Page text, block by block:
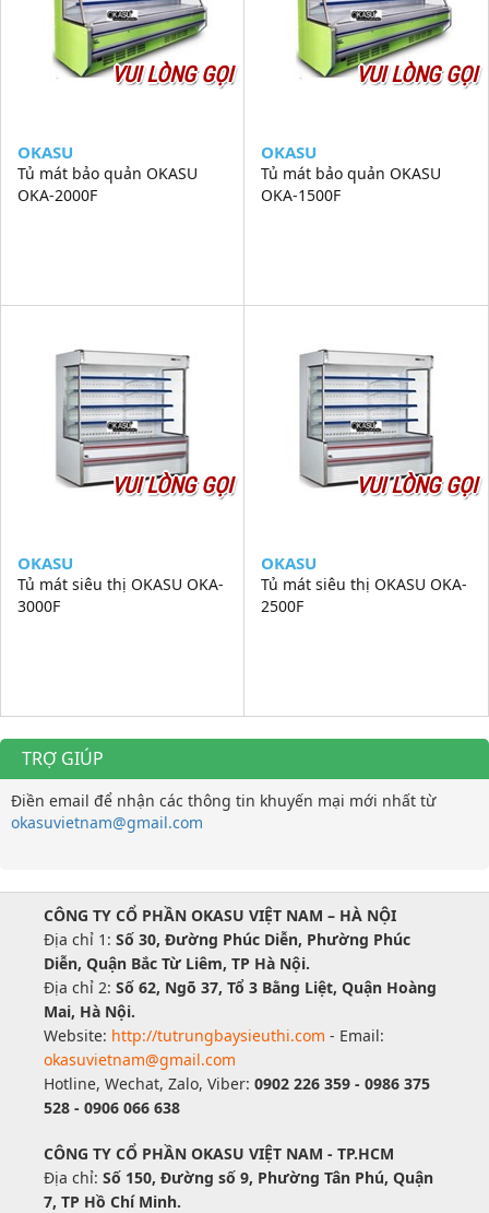
VUI LÒNG GỌI
OKASU
Tủ mát bảo quản OKASU
OKA-2000F
VUI LÒNG GỌI
OKASU
Tủ mát bảo quản OKASU
OKA-1500F
VUI LÒNG GỌI
OKASU
Tủ mát siêu thị OKASU OKA-
3000F
VUI LÒNG GỌI
OKASU
Tủ mát siêu thị OKASU OKA-
2500F
TRỢ GIÚP
Điền email để nhận các thông tin khuyến mại mới nhất từ
okasuvietnam@gmail.com
CÔNG TY CỔ PHẦN OKASU VIỆT NAM – HÀ NỘI
Địa chỉ 1: Số 30, Đường Phúc Diễn, Phường Phúc
Diễn, Quận Bắc Từ Liêm, TP Hà Nội.
Địa chỉ 2: Số 62, Ngõ 37, Tổ 3 Bằng Liệt, Quận Hoàng
Mai, Hà Nội.
Website: http://tutrungbaysieuthi.com - Email:
okasuvietnam@gmail.com
Hotline, Wechat, Zalo, Viber: 0902 226 359 - 0986 375
528 - 0906 066 638
CÔNG TY CỔ PHẦN OKASU VIỆT NAM - TP.HCM
Địa chỉ: Số 150, Đường số 9, Phường Tân Phú, Quận
7, TP Hồ Chí Minh.